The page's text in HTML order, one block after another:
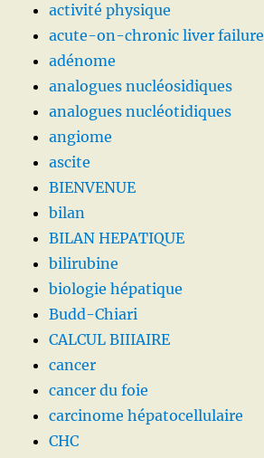
activité physique
acute-on-chronic liver failure
adénome
analogues nucléosidiques
analogues nucléotidiques
angiome
ascite
BIENVENUE
bilan
BILAN HEPATIQUE
bilirubine
biologie hépatique
Budd-Chiari
CALCUL BIIIAIRE
cancer
cancer du foie
carcinome hépatocellulaire
CHC